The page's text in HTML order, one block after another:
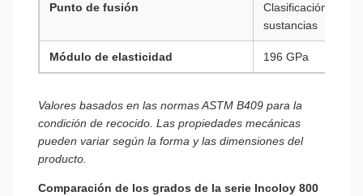
Punto de fusión
Clasificación de las
sustancias
Módulo de elasticidad 196 GPa
Valores basados en las normas ASTM B409 para la
condición de recocido. Las propiedades mecánicas
pueden variar según la forma y las dimensiones del
producto.
Comparación de los grados de la serie Incoloy 800